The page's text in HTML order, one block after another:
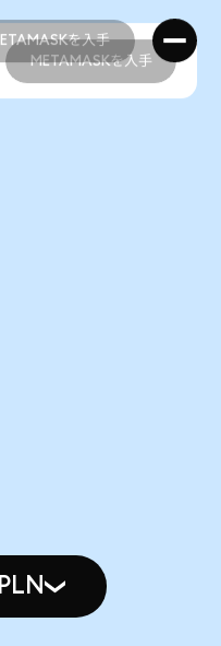
を入手
を入手
METAMASKを入手
PLN